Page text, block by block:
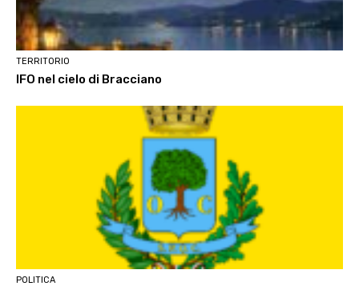
TERRITORIO
IFO nel cielo di Bracciano
POLITICA